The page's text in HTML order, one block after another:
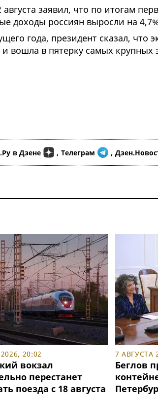
заявил, что по итогам
доходы россиян выросли на
года, президент сказал, что
вошла в пятерку самых крупных
в Дзене , Телеграм ,
20:02
вокзал
перестанет
поезда с 18 августа
7 АВГУСТА
Беглов